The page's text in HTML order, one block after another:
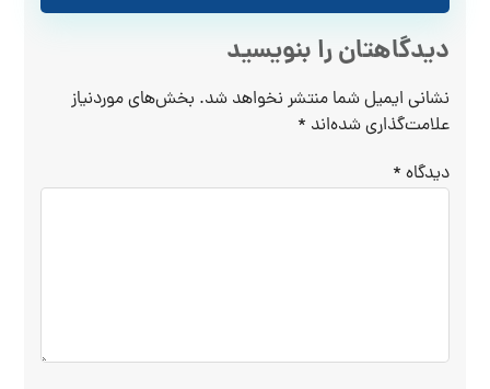
دیدگاهتان را بنویسید
نشانی ایمیل شما منتشر نخواهد شد. بخش‌های موردنیاز
علامت‌گذاری شده‌اند *
دیدگاه *